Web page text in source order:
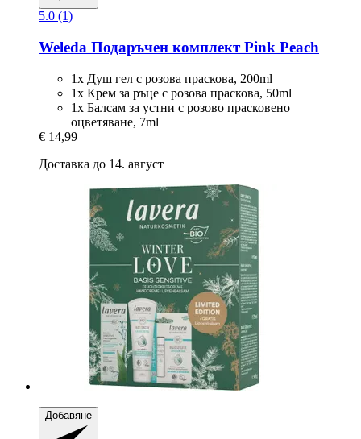
5.0 (1)
Weleda Подаръчен комплект Pink Peach
1x Душ гел с розова праскова, 200ml
1x Крем за ръце с розова праскова, 50ml
1x Балсам за устни с розово прасковено
оцветяване, 7ml
€ 14,99
Доставка до 14. август
Добавяне